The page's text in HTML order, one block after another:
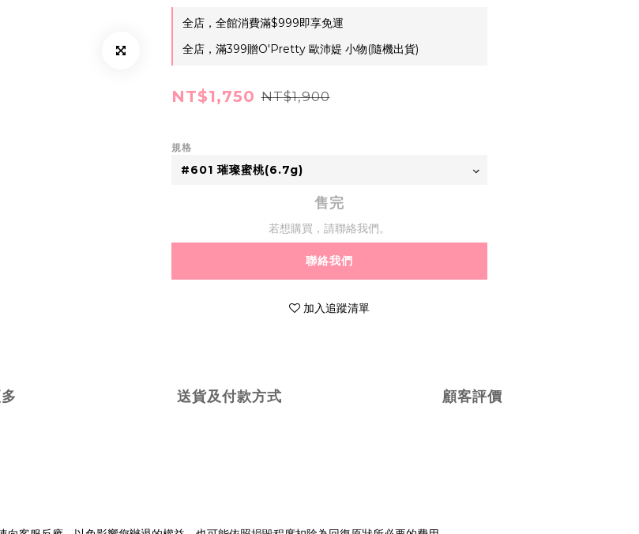
全店，全館消費滿$999即享免運
全店，滿399贈O'Pretty 歐沛媞 小物(隨機出貨)
NT$1,750 NT$1,900
規格
售完
若想購買，請聯絡我們。
聯絡我們
加入追蹤清單
送貨及付款方式 顧客評價